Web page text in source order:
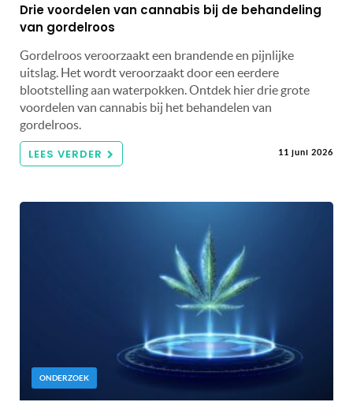
Drie voordelen van cannabis bij de behandeling
van gordelroos
Gordelroos veroorzaakt een brandende en pijnlijke
uitslag. Het wordt veroorzaakt door een eerdere
blootstelling aan waterpokken. Ontdek hier drie grote
voordelen van cannabis bij het behandelen van
gordelroos.
LEES VERDER 11 juni 2026
ONDERZOEK